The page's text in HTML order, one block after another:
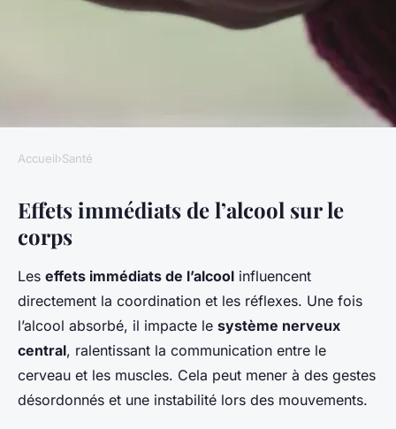
Effets de l'alcool sur le corps et
le cerveau
Léo•23 avril 2025•5 min de lecture
Accueil›Santé
Effets immédiats de l’alcool sur le
corps
Les effets immédiats de l’alcool influencent
directement la coordination et les réflexes. Une fois
l’alcool absorbé, il impacte le système nerveux
central, ralentissant la communication entre le
cerveau et les muscles. Cela peut mener à des gestes
désordonnés et une instabilité lors des mouvements.